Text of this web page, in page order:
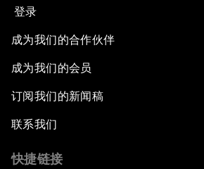
登录
成为我们的合作伙伴
成为我们的会员
订阅我们的新闻稿
联系我们
快捷链接